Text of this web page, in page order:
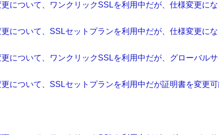
について、ワンクリックSSLを利用中だが、仕様変更にな
について、SSLセットプランを利用中だが、仕様変更にな
について、ワンクリックSSLを利用中だが、グローバルサ
について、SSLセットプランを利用中だが証明書を変更